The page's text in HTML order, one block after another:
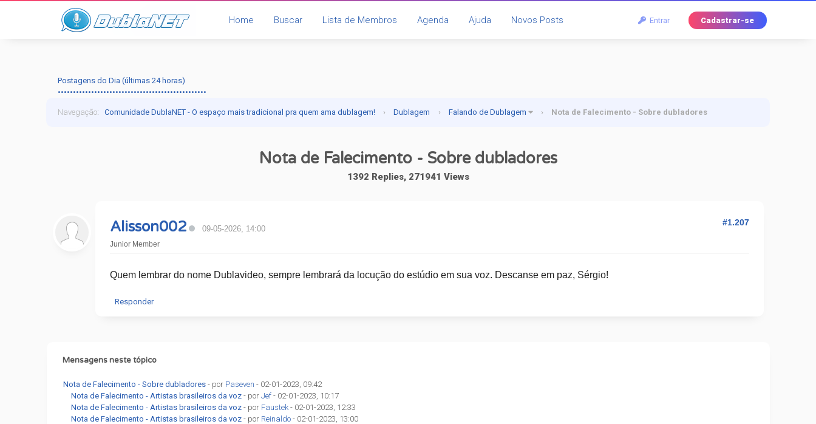
Entrar Cadastrar-se
Home Buscar Lista de Membros Agenda Ajuda Novos Posts
Postagens do Dia (últimas 24 horas)
•••••••••••••••••••••••••••••••••••••••••••••••••
Navegação:Comunidade DublaNET - O espaço mais tradicional pra quem ama dublagem! › Dublagem › Falando de Dublagem › Nota de Falecimento - Sobre dubladores
Nota de Falecimento - Sobre dubladores
1392 Replies, 271941 Views
Alisson002 09-05-2026, 14:00
Junior Member
#1.207
Quem lembrar do nome Dublavideo, sempre lembrará da locução do estúdio em sua voz. Descanse em paz, Sérgio!
Responder
Mensagens neste tópico
Nota de Falecimento - Sobre dubladores - por Paseven - 02-01-2023, 09:42
Nota de Falecimento - Artistas brasileiros da voz - porJef - 02-01-2023, 10:17
Nota de Falecimento - Artistas brasileiros da voz - por Faustek- 02-01-2023, 12:33
Nota de Falecimento - Artistas brasileiros da voz - por Reinaldo - 02-01-2023, 13:00